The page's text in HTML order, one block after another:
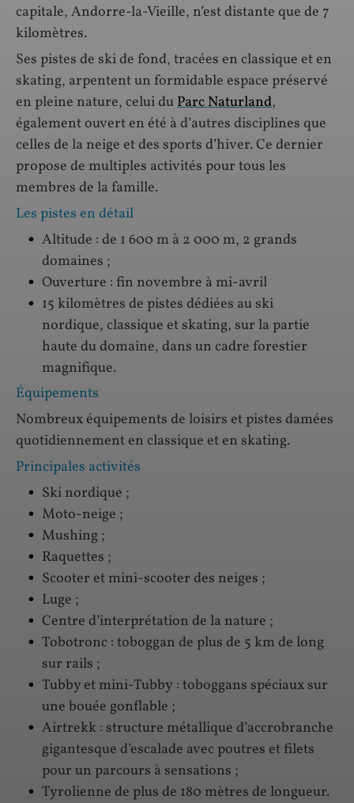
capitale, Andorre-la-Vieille, n’est distante que de 7
kilomètres.
Ses pistes de ski de fond, tracées en classique et en
skating, arpentent un formidable espace préservé
en pleine nature, celui duParc Naturland,
également ouvert en été à d’autres disciplines que
celles de la neige et des sports d’hiver. Ce dernier
propose de multiples activités pour tous les
membres de la famille.
Les pistes en détail
Altitude : de 1 600 m à 2 000 m, 2 grands
domaines ;
Ouverture : fin novembre à mi-avril
15 kilomètres de pistes dédiées au ski
nordique, classique et skating, sur la partie
haute du domaine, dans un cadre forestier
magnifique.
Équipements
Nombreux équipements de loisirs et pistes damées
quotidiennement en classique et en skating.
Principales activités
Ski nordique ;
Moto-neige ;
Mushing ;
Raquettes ;
Scooter et mini-scooter des neiges ;
Luge ;
Centre d’interprétation de la nature ;
Tobotronc : toboggan de plus de 5 km de long
sur rails ;
Tubby et mini-Tubby : toboggans spéciaux sur
une bouée gonflable ;
Airtrekk : structure métallique d’accrobranche
gigantesque d’escalade avec poutres et filets
pour un parcours à sensations ;
Tyrolienne de plus de 180 mètres de longueur.